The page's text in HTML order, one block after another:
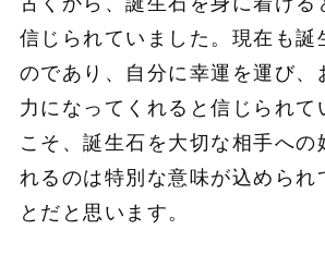
信じられていました。現在も誕
のであり、自分に幸運を運び、
力になってくれると信じられて
こそ、誕生石を大切な相手への
れるのは特別な意味が込められ
とだと思います。